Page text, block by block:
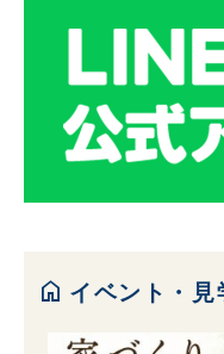
home イベント・見